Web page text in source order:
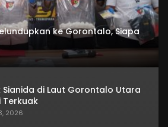
ke Gorontalo, Siapa
Sianida di Laut Gorontalo Utara
Terkuak
2026